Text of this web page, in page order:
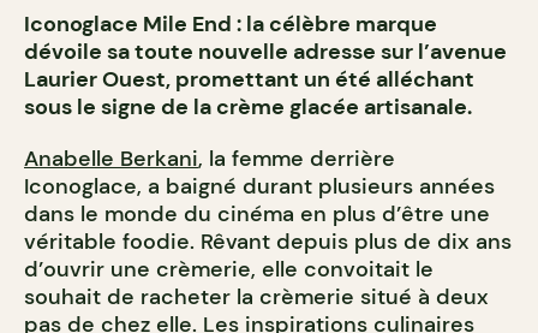
Iconoglace Mile End : la célèbre marque
dévoile sa toute nouvelle adresse sur l’avenue
Laurier Ouest, promettant un été alléchant
sous le signe de la crème glacée artisanale.
Anabelle Berkani, la femme derrière
Iconoglace, a baigné durant plusieurs années
dans le monde du cinéma en plus d’être une
véritable foodie. Rêvant depuis plus de dix ans
d’ouvrir une crèmerie, elle convoitait le
souhait de racheter la crèmerie situé à deux
pas de chez elle. Les inspirations culinaires